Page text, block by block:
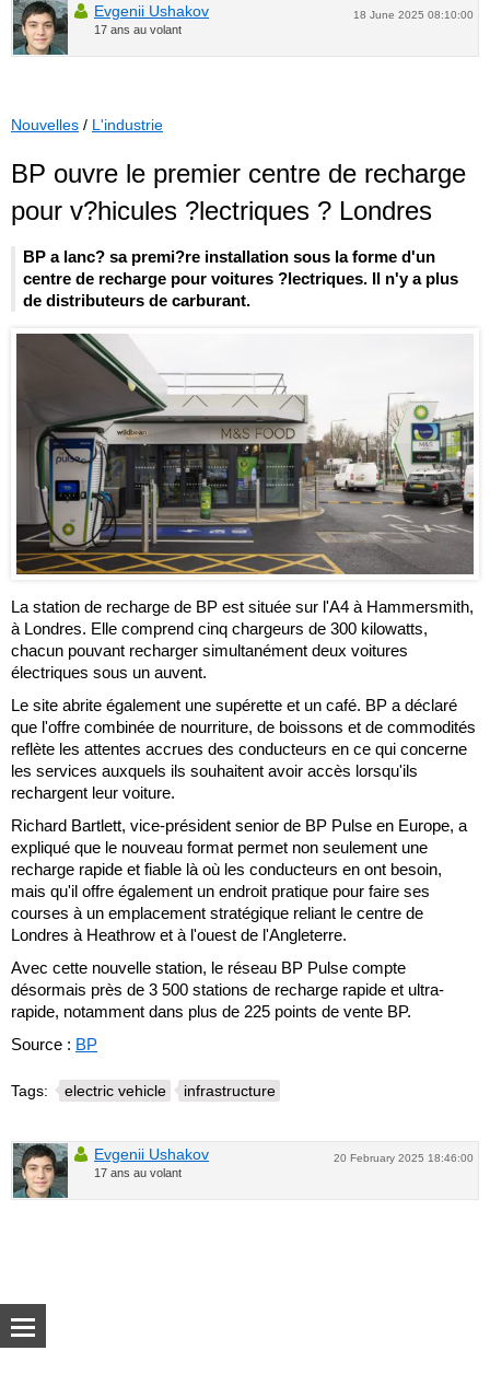
18 June 2025 08:10:00
Evgenii Ushakov
17 ans au volant
Nouvelles / L'industrie
BP ouvre le premier centre de recharge
pour v?hicules ?lectriques ? Londres
BP a lanc? sa premi?re installation sous la forme d'un
centre de recharge pour voitures ?lectriques. Il n'y a plus
de distributeurs de carburant.
La station de recharge de BP est située sur l'A4 à Hammersmith,
à Londres. Elle comprend cinq chargeurs de 300 kilowatts,
chacun pouvant recharger simultanément deux voitures
électriques sous un auvent.
Le site abrite également une supérette et un café. BP a déclaré
que l'offre combinée de nourriture, de boissons et de commodités
reflète les attentes accrues des conducteurs en ce qui concerne
les services auxquels ils souhaitent avoir accès lorsqu'ils
rechargent leur voiture.
Richard Bartlett, vice-président senior de BP Pulse en Europe, a
expliqué que le nouveau format permet non seulement une
recharge rapide et fiable là où les conducteurs en ont besoin,
mais qu'il offre également un endroit pratique pour faire ses
courses à un emplacement stratégique reliant le centre de
Londres à Heathrow et à l'ouest de l'Angleterre.
Avec cette nouvelle station, le réseau BP Pulse compte
désormais près de 3 500 stations de recharge rapide et ultra-
rapide, notamment dans plus de 225 points de vente BP.
Source : BP
Tags: electric vehicle infrastructure
20 February 2025 18:46:00
Evgenii Ushakov
17 ans au volant